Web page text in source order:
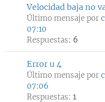
Velocidad baja no
Último mensaje por
07:10
Respuestas: 6
Error u 4
Último mensaje por
07:06
Respuestas: 1